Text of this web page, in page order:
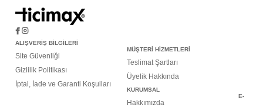
ALIŞVERİŞ BİLGİLERİ
Site Güvenliği
Gizlilik Politikası
İptal, İade ve Garanti Koşulları
MÜŞTERİ HİZMETLERİ
Teslimat Şartları
Üyelik Hakkında
KURUMSAL
Hakkımızda
E-